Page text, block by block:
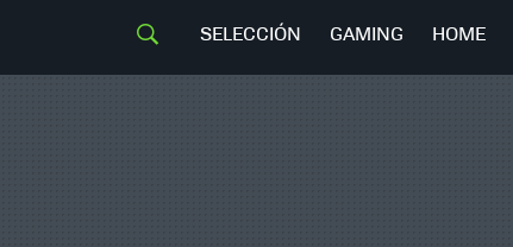
SELECCIÓN GAMING HOME